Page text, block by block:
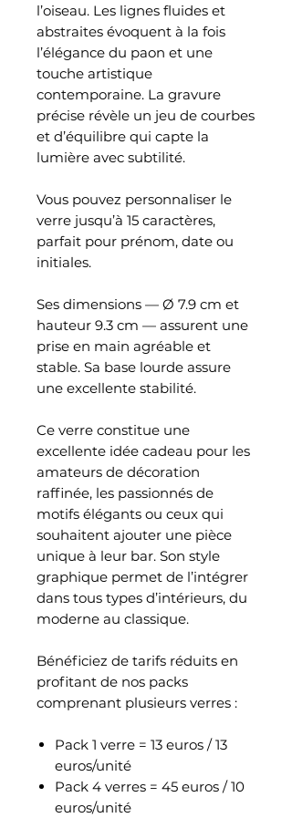
l’oiseau. Les lignes fluides et
abstraites évoquent à la fois
l’élégance du paon et une
touche artistique
contemporaine. La gravure
précise révèle un jeu de courbes
et d’équilibre qui capte la
lumière avec subtilité.
Vous pouvez personnaliser le
verre jusqu’à 15 caractères,
parfait pour prénom, date ou
initiales.
Ses dimensions — Ø 7.9 cm et
hauteur 9.3 cm — assurent une
prise en main agréable et
stable. Sa base lourde assure
une excellente stabilité.
Ce verre constitue une
excellente idée cadeau pour les
amateurs de décoration
raffinée, les passionnés de
motifs élégants ou ceux qui
souhaitent ajouter une pièce
unique à leur bar. Son style
graphique permet de l’intégrer
dans tous types d’intérieurs, du
moderne au classique.
Bénéficiez de tarifs réduits en
profitant de nos packs
comprenant plusieurs verres :
Pack 1 verre = 13 euros / 13
euros/unité
Pack 4 verres = 45 euros / 10
euros/unité